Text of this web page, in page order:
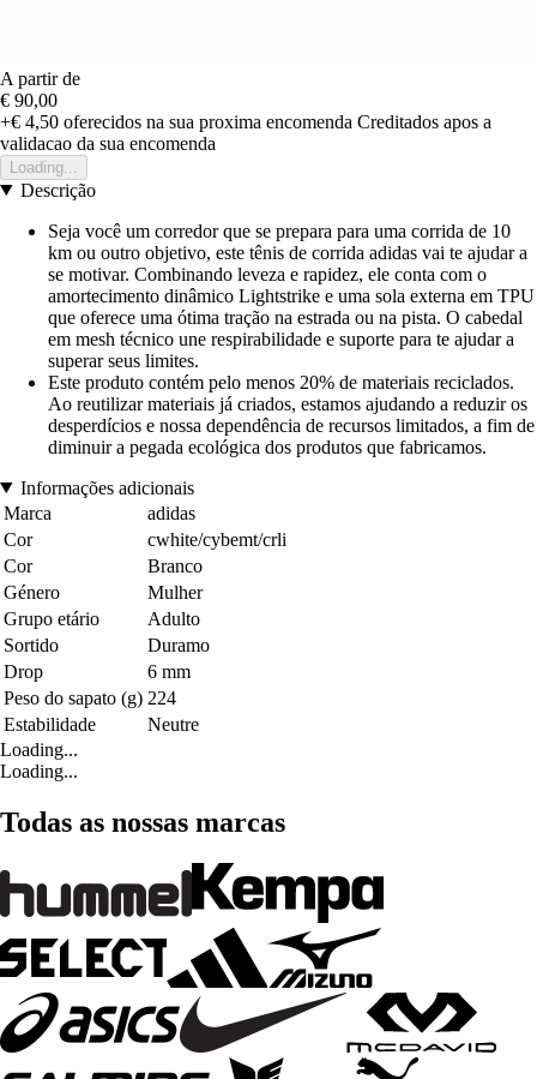
A partir de
€ 90,00
+€ 4,50 oferecidos na sua proxima encomenda Creditados apos a
validacao da sua encomenda
Loading...
Descrição
Seja você um corredor que se prepara para uma corrida de 10
km ou outro objetivo, este tênis de corrida adidas vai te ajudar a
se motivar. Combinando leveza e rapidez, ele conta com o
amortecimento dinâmico Lightstrike e uma sola externa em TPU
que oferece uma ótima tração na estrada ou na pista. O cabedal
em mesh técnico une respirabilidade e suporte para te ajudar a
superar seus limites.
Este produto contém pelo menos 20% de materiais reciclados.
Ao reutilizar materiais já criados, estamos ajudando a reduzir os
desperdícios e nossa dependência de recursos limitados, a fim de
diminuir a pegada ecológica dos produtos que fabricamos.
Informações adicionais
Marca
adidas
Cor
cwhite/cybemt/crli
Cor
Branco
Género
Mulher
Grupo etário
Adulto
Sortido
Duramo
Drop
6 mm
Peso do sapato (g) 224
Estabilidade
Neutre
Loading...
Loading...
Todas as nossas marcas